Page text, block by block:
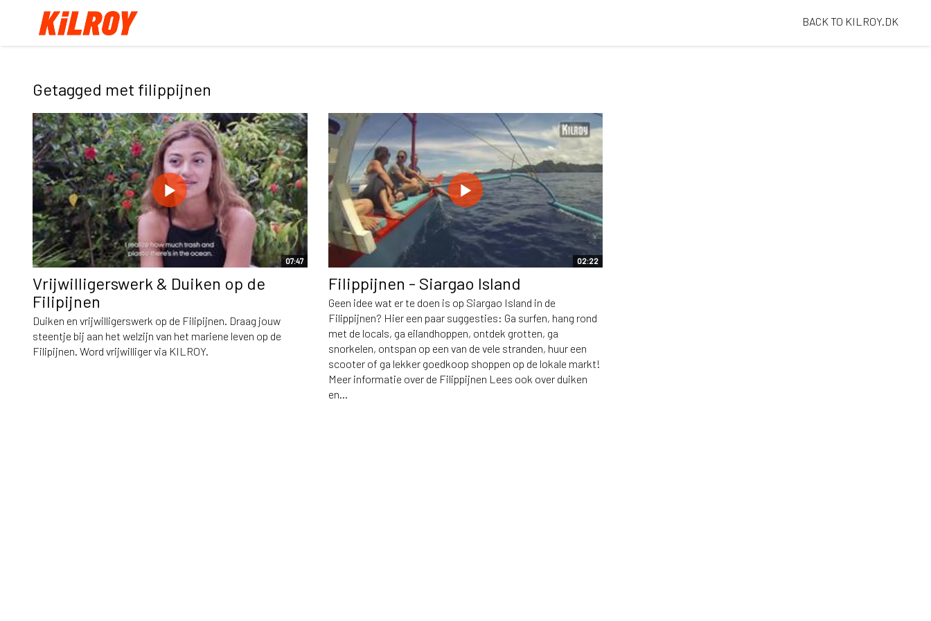
BACK TO KILROY.DK
Getagged met filippijnen
07:47
Vrijwilligerswerk & Duiken op de
Filipijnen
Duiken en vrijwilligerswerk op de Filipijnen. Draag jouw
steentje bij aan het welzijn van het mariene leven op de
Filipijnen. Word vrijwilliger via KILROY.
02:22
Filippijnen - Siargao Island
Geen idee wat er te doen is op Siargao Island in de
Filippijnen? Hier een paar suggesties: Ga surfen, hang rond
met de locals, ga eilandhoppen, ontdek grotten, ga
snorkelen, ontspan op een van de vele stranden, huur een
scooter of ga lekker goedkoop shoppen op de lokale markt!
Meer informatie over de Filippijnen Lees ook over duiken
en...